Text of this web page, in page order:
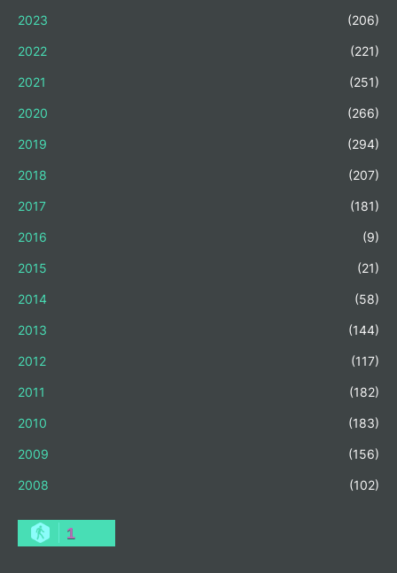
2023 (206)
2022 (221)
2021 (251)
2020 (266)
2019 (294)
2018 (207)
2017 (181)
2016 (9)
2015 (21)
2014 (58)
2013 (144)
2012 (117)
2011 (182)
2010 (183)
2009 (156)
2008 (102)
1